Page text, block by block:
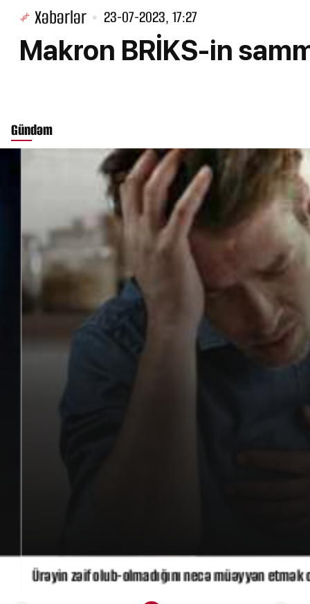
Xəbərlər 23-07-2023, 17:27
Makron BRİKS-in
Gündəm
Ürəyin zəif olub-olmadığını necə müəyyən etmək